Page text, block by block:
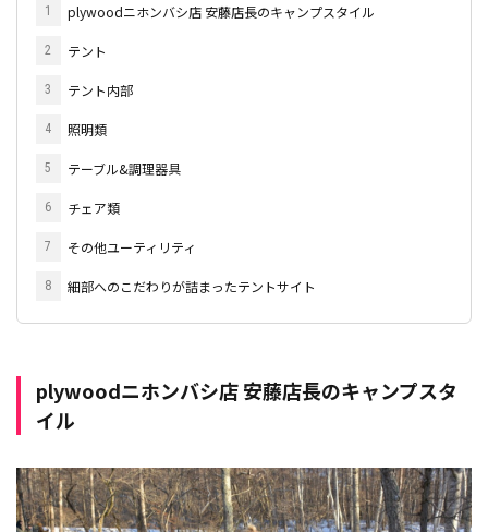
1 plywoodニホンバシ店 安藤店長のキャンプスタイル
2 テント
3 テント内部
4 照明類
5 テーブル&調理器具
6 チェア類
7 その他ユーティリティ
8 細部へのこだわりが詰まったテントサイト
plywoodニホンバシ店 安藤店長のキャンプスタ
イル